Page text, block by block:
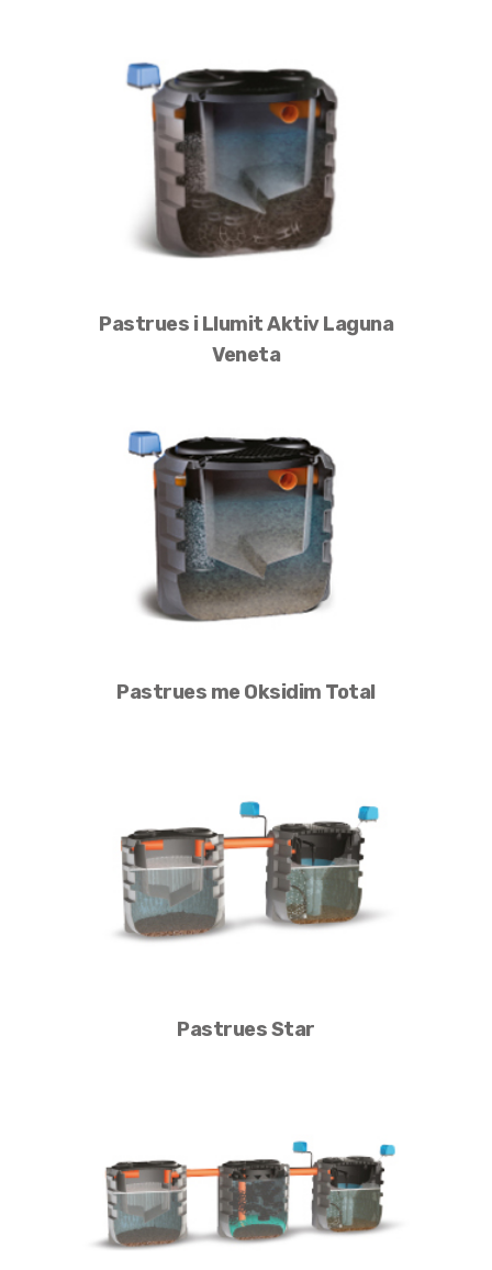
Pastrues i Llumit Aktiv Laguna
Veneta
Pastrues me Oksidim Total
Pastrues Star